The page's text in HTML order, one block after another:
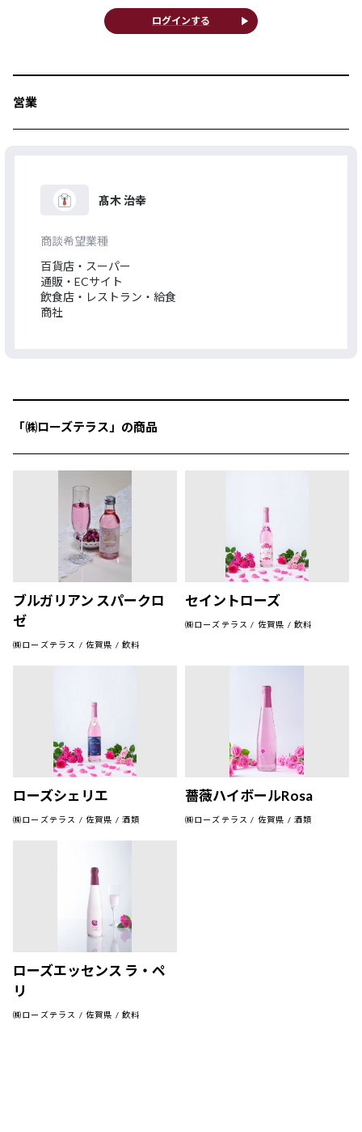
ログインする play_arrow
営業
髙木 治幸
商談希望業種
百貨店・スーパー
通販・ECサイト
飲食店・レストラン・給食
商社
「㈱ローズテラス」の商品
ブルガリアン スパークロ
ゼ
㈱ローズテラス / 佐賀県 / 飲料
セイントローズ
㈱ローズテラス / 佐賀県 / 飲料
ローズシェリエ
㈱ローズテラス / 佐賀県 / 酒類
薔薇ハイボールRosa
㈱ローズテラス / 佐賀県 / 酒類
ローズエッセンス ラ・ペ
リ
㈱ローズテラス / 佐賀県 / 飲料